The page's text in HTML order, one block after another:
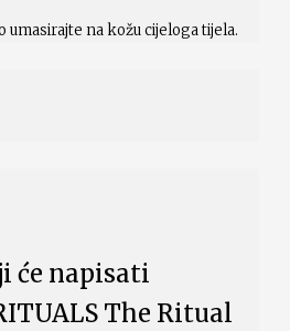
umasirajte na kožu cijeloga tijela.
će napisati
The Ritual